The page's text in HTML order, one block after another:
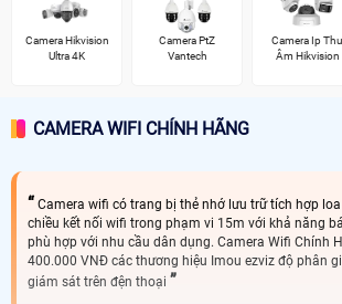
Camera Hikvision
Ultra 4K
Camera PtZ
Vantech
Camera Ip Thu
Âm Hikvision
CAMERA WIFI CHÍNH HÃNG
Camera wifi có trang bị thẻ nhớ lưu trữ tích hợp
chiều kết nối wifi trong phạm vi 15m với khả năng
phù hợp với nhu cầu dân dụng. Camera Wifi Chính
400.000 VNĐ các thương hiệu Imou ezviz độ phân
giám sát trên đện thoại